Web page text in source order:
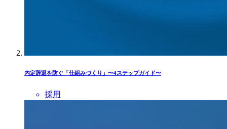
内定辞退を防ぐ「仕組みづくり」〜4ステップガイド〜
採用